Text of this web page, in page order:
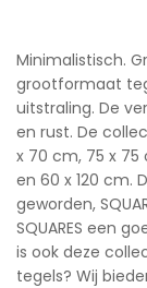
Minimalistisch.
grootformaat
uitstraling. De
en rust. De
x 70 cm, 75 x 75
en 60 x 120 cm.
geworden,
SQUARES een
is ook deze
tegels? Wij